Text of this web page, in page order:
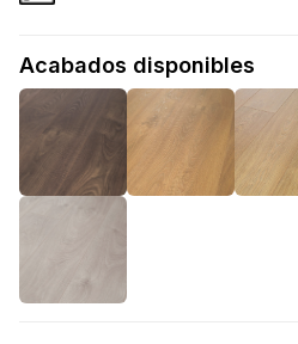
Acabados disponibles